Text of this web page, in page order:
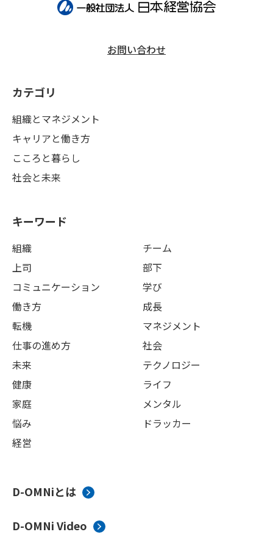
お問い合わせ
カテゴリ
組織とマネジメント
キャリアと働き方
こころと暮らし
社会と未来
キーワード
組織
チーム
上司
部下
コミュニケーション
学び
働き方
成長
転機
マネジメント
仕事の進め方
社会
未来
テクノロジー
健康
ライフ
家庭
メンタル
悩み
ドラッカー
経営
D-OMNiとは
D-OMNi Video